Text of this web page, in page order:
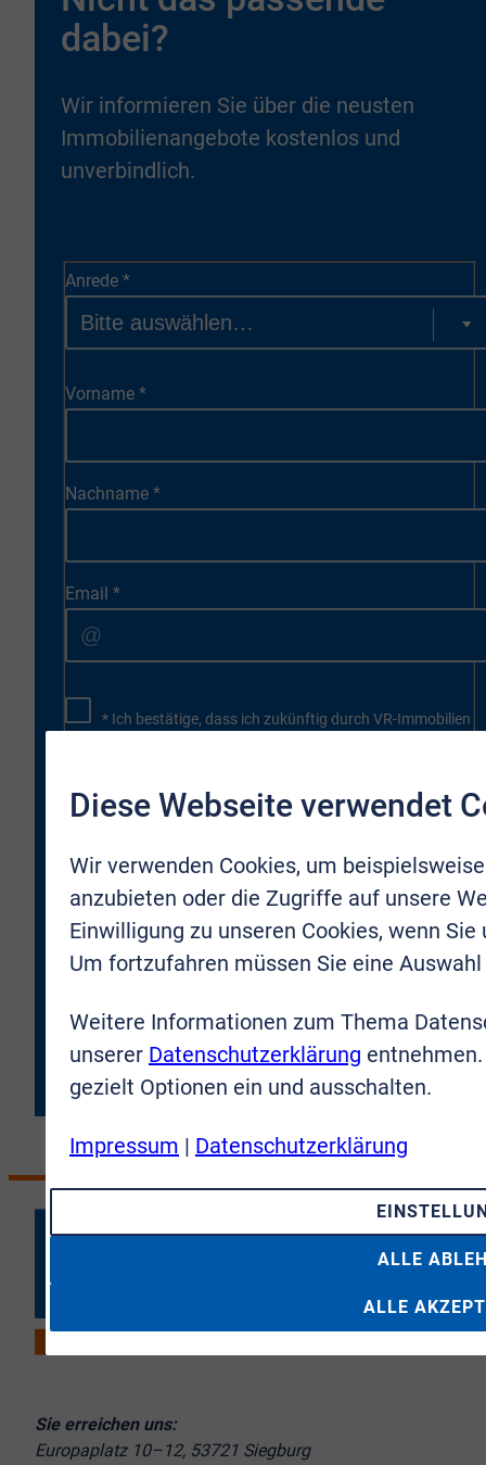
dabei?
Wir informieren Sie über die neusten
Immobilienangebote kostenlos und
unverbindlich.
Anrede *
Vorname *
Nachname *
Email *
* Ich bestätige, dass ich zukünftig durch VR-Immobilien
Zukunft zurücknehmen.
* Hiermit bestätige ich, dass ich die
Datenschutzbestimmungen
gelesen und verstanden
habe. Ich erkläre mich damit einverstanden, dass meine
Daten an die VR-Immobilien Bonn Rhein-Sieg GmbH
übermittelt werden.
JETZT ANMELDEN
Sie erreichen uns:
Europaplatz 10–12, 53721 Siegburg
Diese Webseite verwendet
Wir verwenden Cookies, um
anzubieten oder die Zugriffe auf unsere
Einwilligung zu unseren Cookies, wenn
Um fortzufahren müssen Sie eine
Weitere Informationen zum Thema
unserer Datenschutzerklärung
gezielt Optionen ein und ausschalten.
Impressum | Datenschutzerklärung
ALLE
ALLE